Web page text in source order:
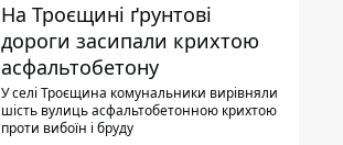
На Троєщині ґрунтові
дороги засипали крихтою
асфальтобетону
У селі Троєщина комунальники вирівняли
шість вулиць асфальтобетонною крихтою
проти вибоїн і бруду